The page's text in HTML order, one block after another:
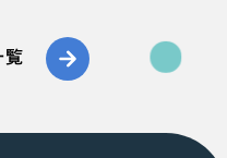
覧